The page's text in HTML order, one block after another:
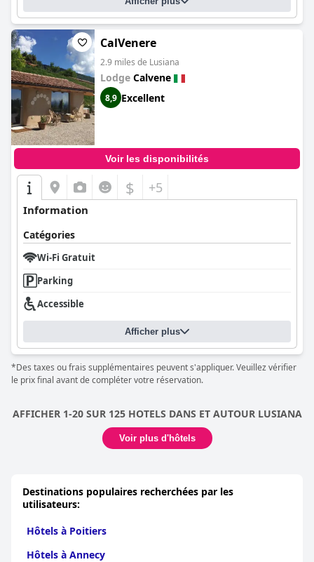
CalVenere
2.9 miles de Lusiana
Lodge Calvene
8,9 Excellent
Voir les disponibilités
$ +5
Information
Catégories
Wi-Fi Gratuit
Parking
Accessible
Afficher plus
*Des taxes ou frais supplémentaires peuvent s'appliquer. Veuillez vérifier
le prix final avant de compléter votre réservation.
AFFICHER 1-20 SUR 125 HOTELS DANS ET AUTOUR LUSIANA
Voir plus d'hôtels
Destinations populaires recherchées par les
utilisateurs:
Hôtels à Poitiers
Hôtels à Annecy